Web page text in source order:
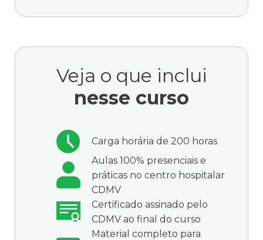
Veja o que inclui
nesse curso
Carga horária de 200 horas
Aulas 100% presenciais e
práticas no centro hospitalar
CDMV
Certificado assinado pelo
CDMV ao final do curso
Material completo para